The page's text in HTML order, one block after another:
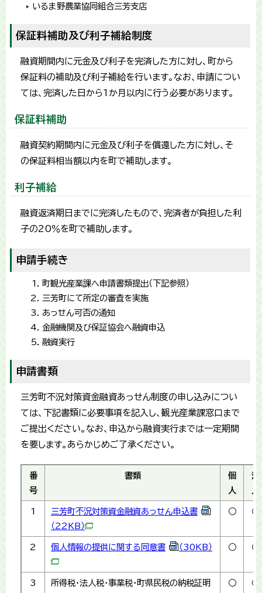
いるま野農業協同組合三芳支店
保証料補助及び利子補給制度
融資期間内に元金及び利子を完済した方に対し、町から
保証料の補助及び利子補給を行います。なお、申請につい
ては、完済した日から1か月以内に行う必要があります。
保証料補助
融資契約期間内に元金及び利子を償還した方に対し、そ
の保証料相当額以内を町で補助します。
利子補給
融資返済期日までに完済したもので、完済者が負担した利
子の20％を町で補助します。
申請手続き
町観光産業課へ申請書類提出（下記参照）
三芳町にて所定の審査を実施
あっせん可否の通知
金融機関及び保証協会へ融資申込
融資実行
申請書類
三芳町不況対策資金融資あっせん制度の申し込みについ
ては、下記書類に必要事項を記入し、観光産業課窓口まで
ご提出ください。なお、申込から融資実行までは一定期間
を要します。あらかじめご了承ください。
番
号
書類
個
人
法
人
1
三芳町不況対策資金融資あっせん申込書
（22KB）
○ ○
2 個人情報の提供に関する同意書 （30KB） ○ ○
3
所得税・法人税・事業税・町県民税の納税証明
○ ○